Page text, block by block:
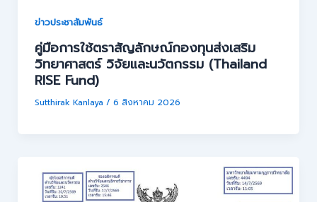
ข่าวประชาสัมพันธ์
คู่มือการใช้ตราสัญลักษณ์กองทุนส่งเสริม
วิทยาศาสตร์ วิจัยและนวัตกรรม (Thailand
RISE Fund)
Sutthirak Kanlaya / 6 สิงหาคม 2026